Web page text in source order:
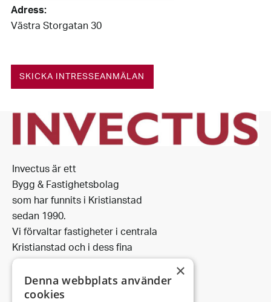
Adress:
Västra Storgatan 30
SKICKA INTRESSEANMÄLAN
Invectus är ett
Bygg & Fastighetsbolag
som har funnits i Kristianstad
sedan 1990.
Vi förvaltar fastigheter i centrala
Kristianstad och i dess fina
omgivning. ×
Denna webbplats använder
cookies